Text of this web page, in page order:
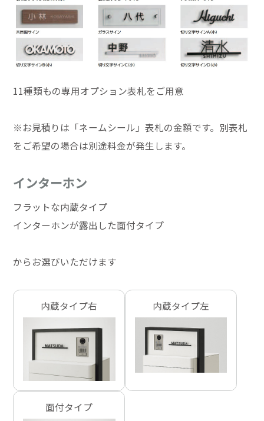
11種類もの専用オプション表札をご用意
※お見積りは「ネームシール」表札の金額です。別表札
をご希望の場合は別途料金が発生します。
インターホン
フラットな内蔵タイプ
インターホンが露出した面付タイプ
からお選びいただけます
内蔵タイプ右 内蔵タイプ左
面付タイプ